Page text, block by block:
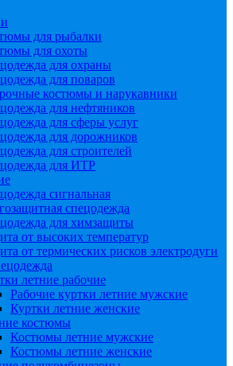
для рыбалки
для охоты
для охраны
для поваров
костюмы и нарукавники
для нефтяников
для сферы услуг
для дорожников
для строителей
для ИТР
сигнальная
спецодежда
для химзащиты
от высоких температур
от термических рисков электродуги
летние рабочие
Рабочие куртки летние мужские
Куртки летние женские
костюмы
Костюмы летние мужские
Костюмы летние женские